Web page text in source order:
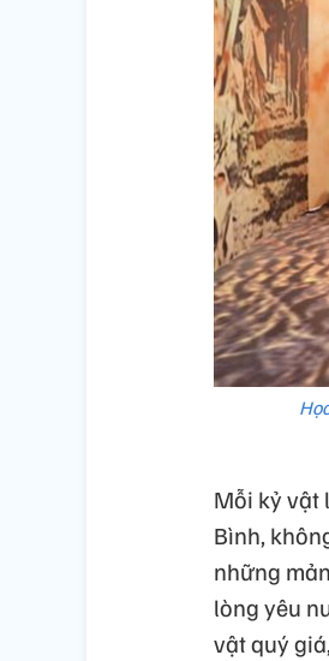
Mỗi kỷ vật
Bình,
những
lòng yêu
vật quý